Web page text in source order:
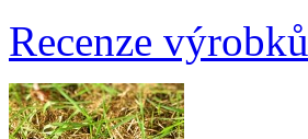
Recenze výrobků